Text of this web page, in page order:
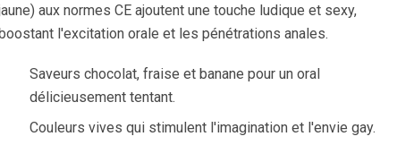
aux normes CE ajoutent une touche ludique et sexy,
l'excitation orale et les pénétrations anales.
Saveurs chocolat, fraise et banane pour un oral
délicieusement tentant.
Couleurs vives qui stimulent l'imagination et l'envie gay.